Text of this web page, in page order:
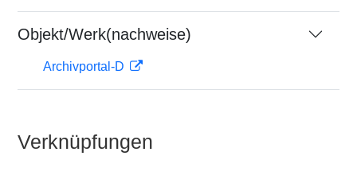
Objekt/Werk(nachweise)
Archivportal-D
Verknüpfungen